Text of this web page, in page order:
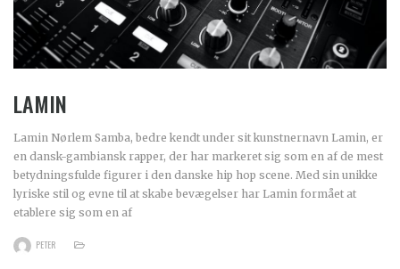
LAMIN
Lamin Nørlem Samba, bedre kendt under sit kunstnernavn Lamin, er
en dansk-gambiansk rapper, der har markeret sig som en af de mest
betydningsfulde figurer i den danske hip hop scene. Med sin unikke
lyriske stil og evne til at skabe bevægelser har Lamin formået at
etablere sig som en af
PETER